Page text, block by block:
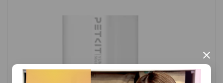
×
həm pişiklər, həm də itlər üçün uyğundur
Təyinat: su üçün